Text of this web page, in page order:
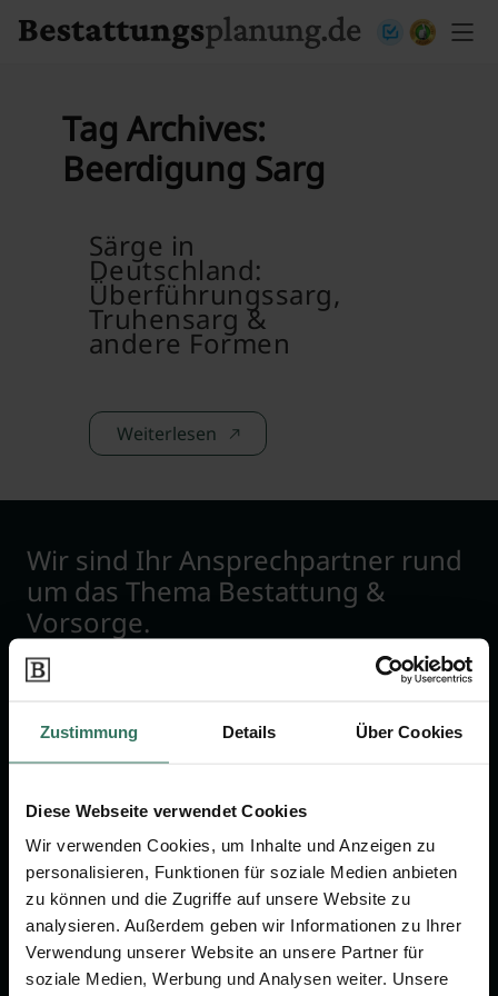
Zustimmung Details Über Cookies
Diese Webseite verwendet Cookies
Wir verwenden Cookies, um Inhalte und Anzeigen zu
personalisieren, Funktionen für soziale Medien anbieten
zu können und die Zugriffe auf unsere Website zu
analysieren. Außerdem geben wir Informationen zu Ihrer
Verwendung unserer Website an unsere Partner für
soziale Medien, Werbung und Analysen weiter. Unsere
Tag Archives:
Beerdigung Sarg
Särge in
Deutschland:
Überführungssarg,
Truhensarg &
andere Formen
Weiterlesen
Wir sind Ihr Ansprechpartner rund
um das Thema Bestattung &
Vorsorge.
Vergleich
Ratgeber
Verzeichnis
Wissenswertes
Über uns
Online-Portal
Kostenlos registrieren